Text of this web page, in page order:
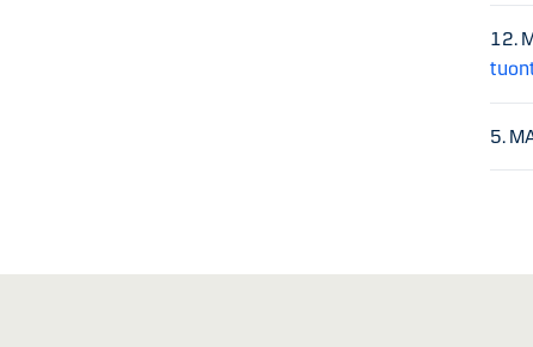
12.
5.